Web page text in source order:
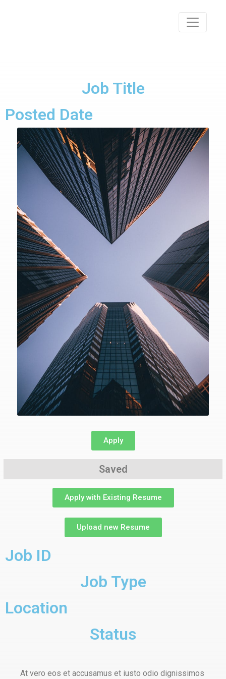
Job Title
Posted Date
Apply
Saved
Apply with Existing Resume
Upload new Resume
Job ID
Job Type
Location
Status
At vero eos et accusamus et iusto odio dignissimos